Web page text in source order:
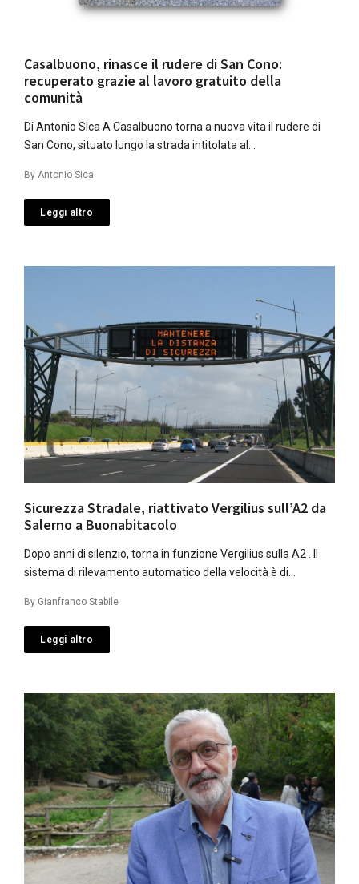
Casalbuono, rinasce il rudere di San Cono:
recuperato grazie al lavoro gratuito della
comunità
Di Antonio Sica A Casalbuono torna a nuova vita il rudere di
San Cono, situato lungo la strada intitolata al…
By Antonio Sica
Leggi altro
Sicurezza Stradale, riattivato Vergilius sull’A2 da
Salerno a Buonabitacolo
Dopo anni di silenzio, torna in funzione Vergilius sulla A2 . Il
sistema di rilevamento automatico della velocità è di…
By Gianfranco Stabile
Leggi altro